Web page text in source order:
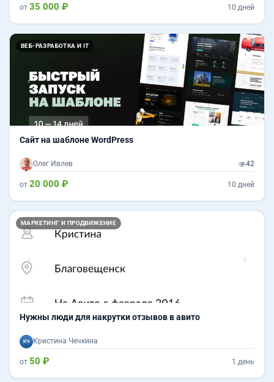
от 35 000 ₽ 10 дней
ВЕБ-РАЗРАБОТКА И IT
Назад
Сайт на шаблоне WordPress
Олег Ивлев 42
от 20 000 ₽ 10 дней
МАРКЕТИНГ И ПРОДВИЖЕНИЕ
Назад
Нужны люди для накрутки отзывов в авито
Кристина Чечкина
от 50 ₽ 1 день